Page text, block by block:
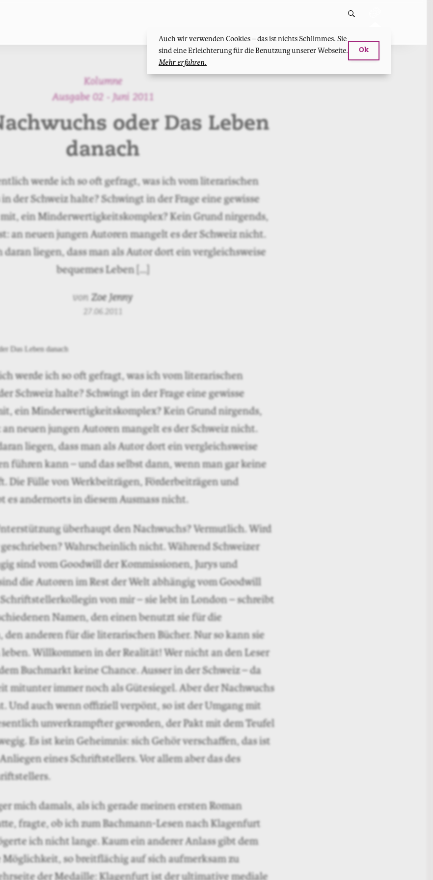
Auch wir verwenden Cookies – das ist nichts Schlimmes. Sie
sind eine Erleichterung für die Benutzung unserer Webseite.
Mehr erfahren.
Ok
Kolumne
Ausgabe 02 - Juni 2011
oder Das Leben
danach
werde ich so oft gefragt, was ich vom literarischen
der Schweiz halte? Schwingt in der Frage eine gewisse
ein Minderwertigkeitskomplex? Kein Grund nirgends,
an neuen jungen Autoren mangelt es der Schweiz nicht.
daran liegen, dass man als Autor dort ein vergleichsweise
bequemes Leben […]
vonZoe Jenny
27.06.2011
werde ich so oft gefragt, was ich vom literarischen
Schweiz halte? Schwingt in der Frage eine gewisse
ein Minderwertigkeitskomplex? Kein Grund nirgends,
neuen jungen Autoren mangelt es der Schweiz nicht.
liegen, dass man als Autor dort ein vergleichsweise
führen kann – und das selbst dann, wenn man gar keine
Die Fülle von Werkbeiträgen, Förderbeiträgen und
es andernorts in diesem Ausmass nicht.
überhaupt den Nachwuchs? Vermutlich. Wird
sind vom Goodwill der Kommissionen, Jurys und
die Autoren im Rest der Welt abhängig vom Goodwill
von mir – sie lebt in London – schreibt
Namen, den einen benutzt sie für die